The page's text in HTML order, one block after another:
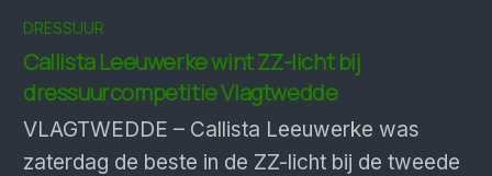
DRESSUUR
Callista Leeuwerke wint ZZ-licht bij
dressuurcompetitie Vlagtwedde
VLAGTWEDDE – Callista Leeuwerke was
zaterdag de beste in de ZZ-licht bij de tweede